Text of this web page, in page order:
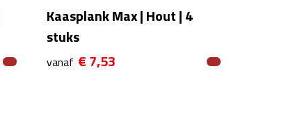
Kaasplank Max | Hout | 4
stuks
vanaf € 7,53